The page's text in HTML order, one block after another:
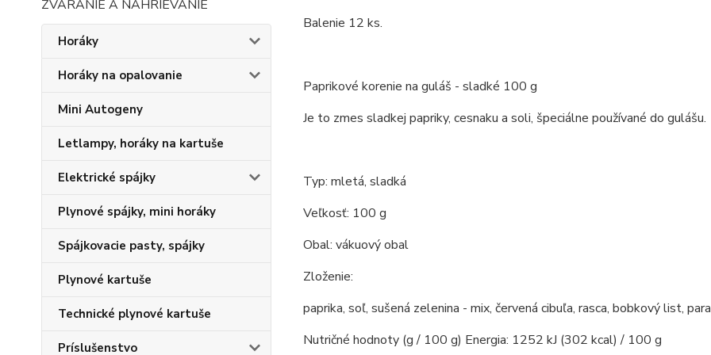
ZVÁRANIE A NAHRIEVANIE
Horáky
Horáky na opalovanie
Mini Autogeny
Letlampy, horáky na kartuše
Elektrické spájky
Plynové spájky, mini horáky
Spájkovacie pasty, spájky
Plynové kartuše
Technické plynové kartuše
Príslušenstvo
Balenie 12 ks.
Paprikové korenie na guláš - sladké 100 g
Je to zmes sladkej papriky, cesnaku a soli, špeciálne používané do gulášu.
Typ: mletá, sladká
Veľkosť: 100 g
Obal: vákuový obal
Zloženie:
paprika, soľ, sušená zelenina - mix, červená cibuľa, rasca, bobkový list,
Nutričné hodnoty (g / 100 g) Energia: 1252 kJ (302 kcal) / 100 g